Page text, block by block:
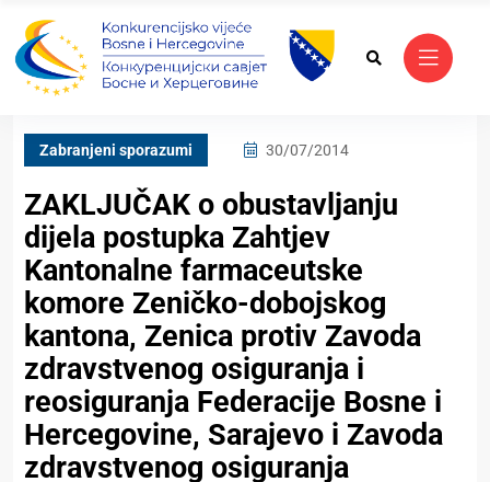
Zabranjeni sporazumi 30/07/2014
ZAKLJUČAK o obustavljanju
dijela postupka Zahtjev
Kantonalne farmaceutske
komore Zeničko-dobojskog
kantona, Zenica protiv Zavoda
zdravstvenog osiguranja i
reosiguranja Federacije Bosne i
Hercegovine, Sarajevo i Zavoda
zdravstvenog osiguranja